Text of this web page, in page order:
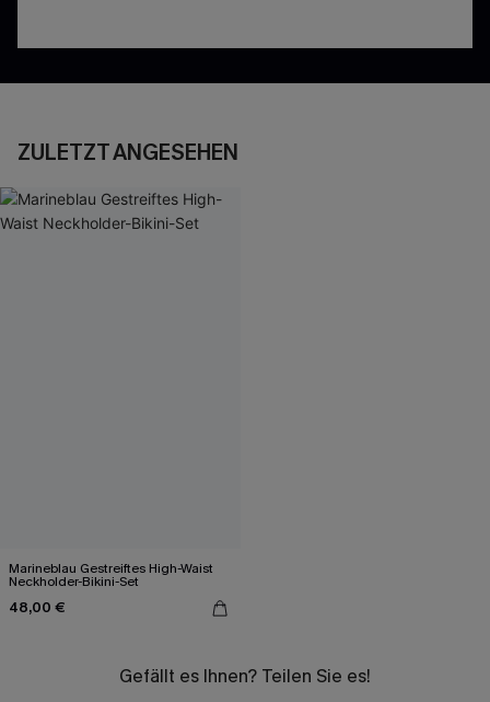
ZULETZT ANGESEHEN
Marineblau Gestreiftes High-Waist
Neckholder-Bikini-Set
48,00 €
Gefällt es Ihnen? Teilen Sie es!